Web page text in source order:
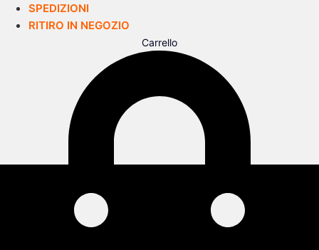
SPEDIZIONI
RITIRO IN NEGOZIO
Carrello